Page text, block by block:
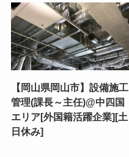
【岡山県岡山市】設備施工
管理(課長～主任)@中四国
エリア[外国籍活躍企業][土
日休み]